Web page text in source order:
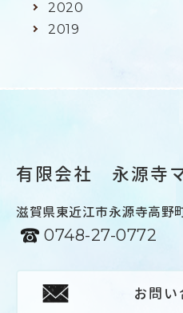
2020
2019
有限会社 永源寺
滋賀県東近江市永源寺高野
0748-27-0772
お問い